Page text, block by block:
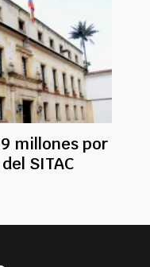
millones por
SITAC